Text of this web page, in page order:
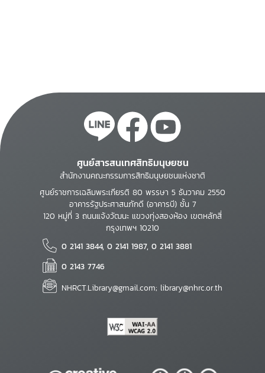
ศูนย์สารสนเทศสิทธิมนุษยชน
สำนักงานคณะกรรมการสิทธิมนุษยชนแห่งชาติ
ศูนย์ราชการเฉลิมพระเกียรติ 80 พรรษา 5 ธันวาคม 2550
อาคารรัฐประศาสนภักดี (อาคารบี) ชั้น 7
120 หมู่ที่ 3 ถนนแจ้งวัฒนะ แขวงทุ่งสองห้อง เขตหลักสี่
กรุงเทพฯ 10210
0 2141 3844, 0 2141 1987, 0 2141 3881
0 2143 7746
NHRCT.Library@gmail.com; library@nhrc.or.th